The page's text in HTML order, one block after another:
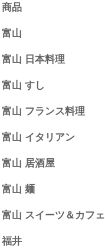
商品
富山
富山 日本料理
富山 すし
富山 フランス料理
富山 イタリアン
富山 居酒屋
富山 麺
富山 スイーツ＆カフェ
福井